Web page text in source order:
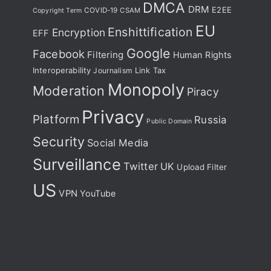
Copyright Term COVID-19 CSAM DMCA DRM E2EE
EFF Encryption Enshittification EU
Facebook Filtering Google Human Rights
Interoperability Journalism Link Tax
Moderation Monopoly Piracy
Platform Privacy Public Domain Russia
Security Social Media
Surveillance Twitter UK Upload Filter
US VPN YouTube